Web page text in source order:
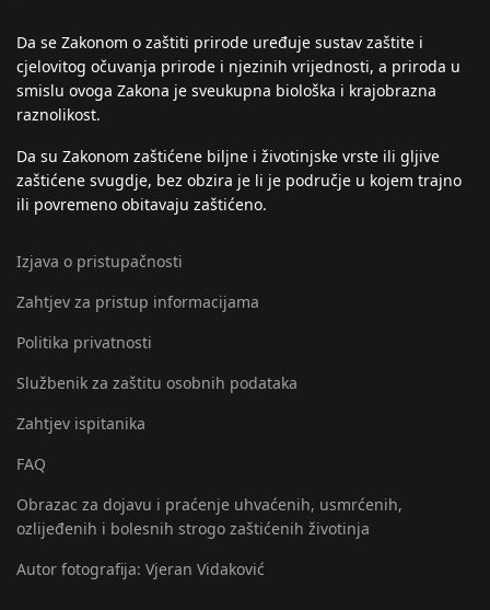
Da se Zakonom o zaštiti prirode uređuje sustav zaštite i
cjelovitog očuvanja prirode i njezinih vrijednosti, a priroda u
smislu ovoga Zakona je sveukupna biološka i krajobrazna
raznolikost.
Da su Zakonom zaštićene biljne i životinjske vrste ili gljive
zaštićene svugdje, bez obzira je li je područje u kojem trajno
ili povremeno obitavaju zaštićeno.
Izjava o pristupačnosti
Zahtjev za pristup informacijama
Politika privatnosti
Službenik za zaštitu osobnih podataka
Zahtjev ispitanika
FAQ
Obrazac za dojavu i praćenje uhvaćenih, usmrćenih,
ozlijeđenih i bolesnih strogo zaštićenih životinja
Autor fotografija: Vjeran Vidaković